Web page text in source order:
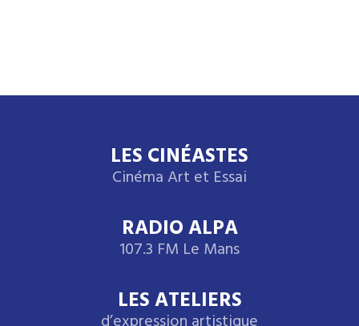
LES CINÉASTES
Cinéma Art et Essai
RADIO ALPA
107.3 FM Le Mans
LES ATELIERS